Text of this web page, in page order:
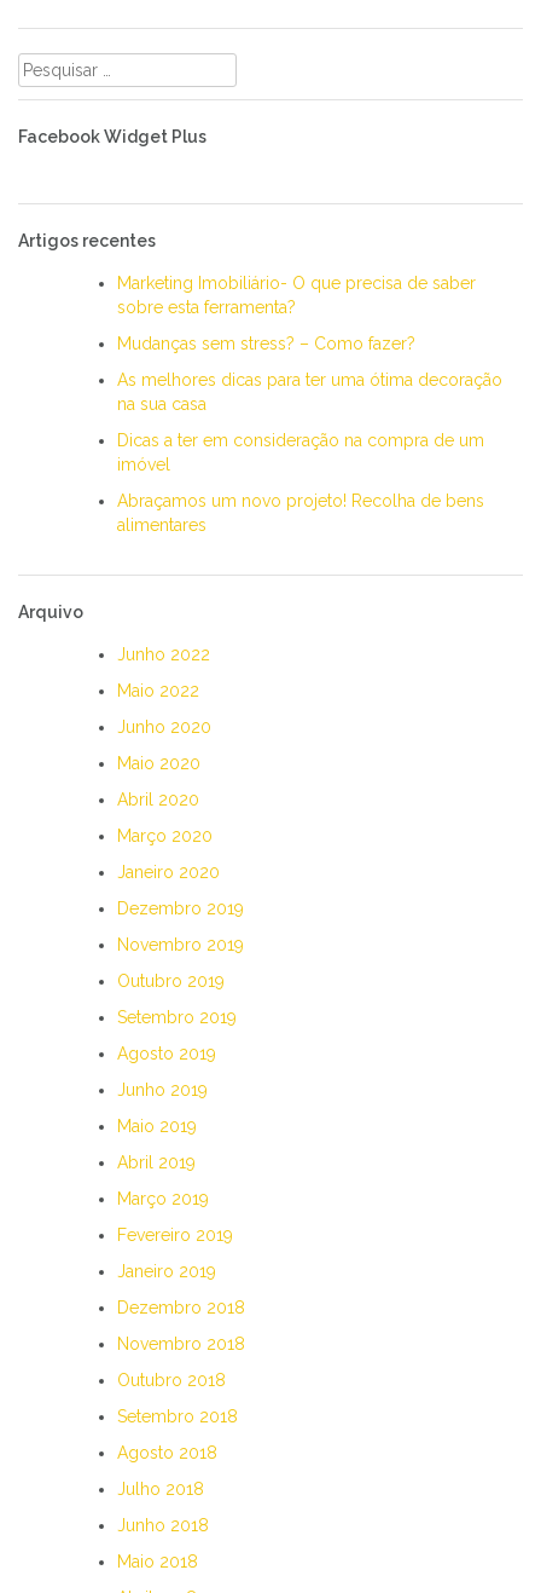
Pesquisar
por:
Facebook Widget Plus
Artigos recentes
Marketing Imobiliário- O que precisa de saber
sobre esta ferramenta?
Mudanças sem stress? – Como fazer?
As melhores dicas para ter uma ótima decoração
na sua casa
Dicas a ter em consideração na compra de um
imóvel
Abraçamos um novo projeto! Recolha de bens
alimentares
Arquivo
Junho 2022
Maio 2022
Junho 2020
Maio 2020
Abril 2020
Março 2020
Janeiro 2020
Dezembro 2019
Novembro 2019
Outubro 2019
Setembro 2019
Agosto 2019
Junho 2019
Maio 2019
Abril 2019
Março 2019
Fevereiro 2019
Janeiro 2019
Dezembro 2018
Novembro 2018
Outubro 2018
Setembro 2018
Agosto 2018
Julho 2018
Junho 2018
Maio 2018